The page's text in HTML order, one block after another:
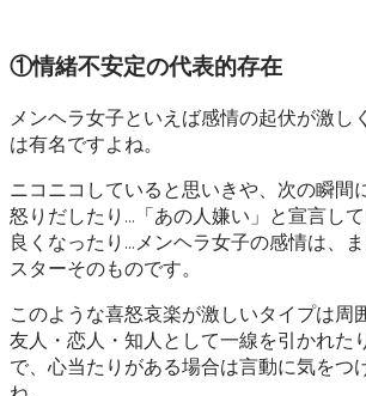
①情緒不安定の代表的存在
メンヘラ女子といえば感情の起伏が激し
は有名ですよね。
ニコニコしていると思いきや、次の瞬間
怒りだしたり…「あの人嫌い」と宣言し
良くなったり…メンヘラ女子の感情は、
スターそのものです。
このような喜怒哀楽が激しいタイプは周
友人・恋人・知人として一線を引かれた
で、心当たりがある場合は言動に気をつ